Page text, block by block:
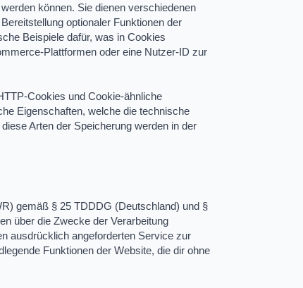
können. Sie dienen verschiedenen
optionaler Funktionen der
Beispiele dafür, was in Cookies
Plattformen oder eine Nutzer-ID zur
Cookies und Cookie-ähnliche
Eigenschaften, welche die technische
Arten der Speicherung werden in der
gemäß § 25 TDDDG (Deutschland) und §
über die Zwecke der Verarbeitung
ausdrücklich angeforderten Service zur
Funktionen der Website, die dir ohne